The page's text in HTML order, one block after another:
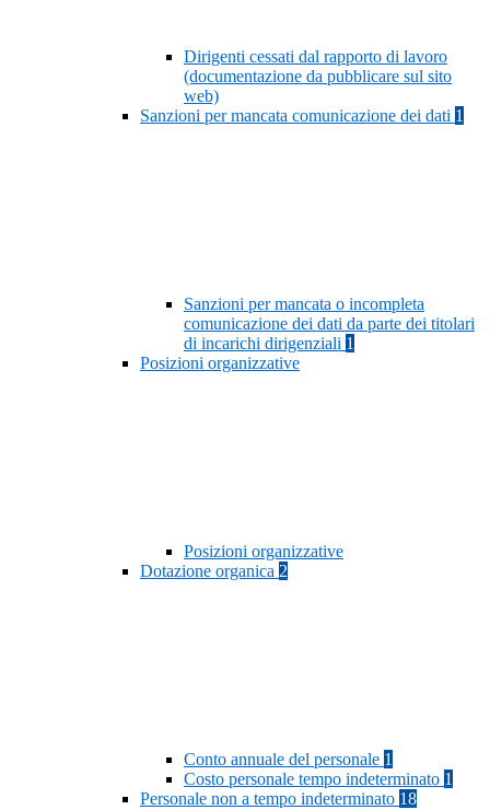
Dirigenti cessati dal rapporto di lavoro
(documentazione da pubblicare sul sito
web)
Sanzioni per mancata comunicazione dei dati 1
Sanzioni per mancata o incompleta
comunicazione dei dati da parte dei titolari
di incarichi dirigenziali 1
Posizioni organizzative
Posizioni organizzative
Dotazione organica 2
Conto annuale del personale 1
Costo personale tempo indeterminato 1
Personale non a tempo indeterminato 18